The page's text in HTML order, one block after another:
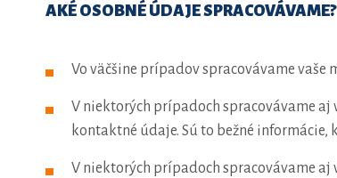
AKÉ OSOBNÉ ÚDAJE SPRACOVÁVAME?
Vo väčšine prípadov spracovávame vaše
V niektorých prípadoch spracovávame aj
kontaktné údaje. Sú to bežné
V niektorých prípadoch spracovávame